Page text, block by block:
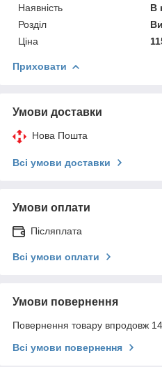
Наявність
В
Розділ
Ціна
Приховати
Умови доставки
Нова Пошта
Всі умови доставки
Умови оплати
Післяплата
Всі умови оплати
Умови повернення
Повернення товару впродовж
Всі умови повернення